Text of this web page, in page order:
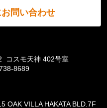
問い合わせ
コスモ天神 402号室
8689
OAK VILLA HAKATA BLD.7F